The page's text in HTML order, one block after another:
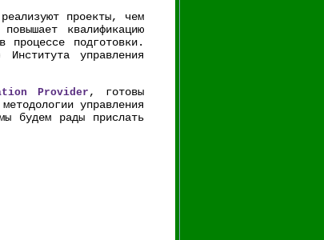
проекты, чем
квалификацию
процессе подготовки.
управления
Provider , готовы
управления
будем рады прислать